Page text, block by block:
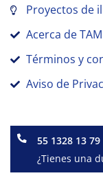
Proyectos de
Acerca de
Términos y
Aviso de
55 1328 13 79
¿Tienes una